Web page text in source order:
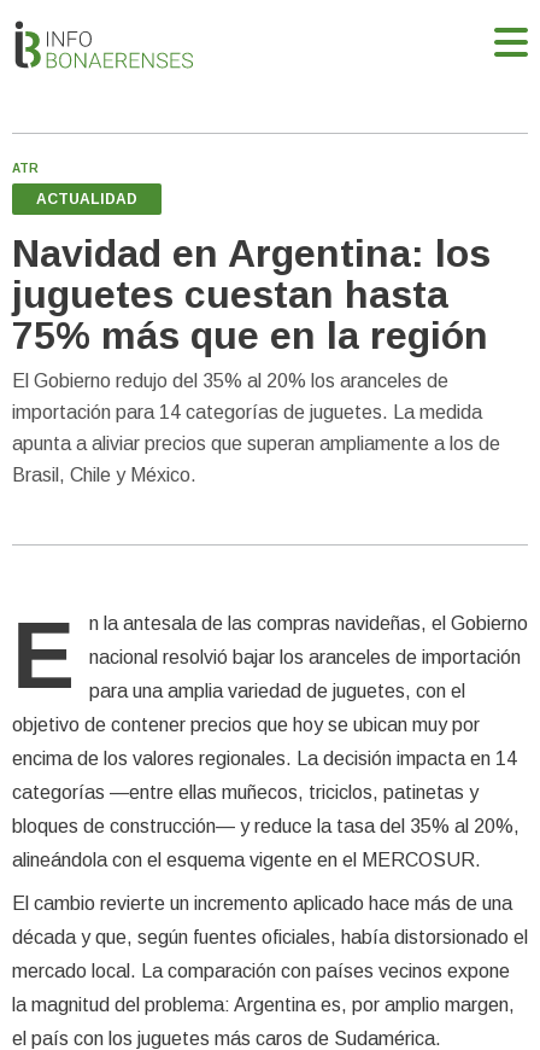
ATR
ACTUALIDAD
Navidad en Argentina: los
juguetes cuestan hasta
75% más que en la región
El Gobierno redujo del 35% al 20% los aranceles de
importación para 14 categorías de juguetes. La medida
apunta a aliviar precios que superan ampliamente a los de
Brasil, Chile y México.
E
n la antesala de las compras navideñas, el Gobierno
nacional resolvió bajar los aranceles de importación
para una amplia variedad de juguetes, con el
objetivo de contener precios que hoy se ubican muy por
encima de los valores regionales. La decisión impacta en 14
categorías —entre ellas muñecos, triciclos, patinetas y
bloques de construcción— y reduce la tasa del 35% al 20%,
alineándola con el esquema vigente en el MERCOSUR.
El cambio revierte un incremento aplicado hace más de una
década y que, según fuentes oficiales, había distorsionado el
mercado local. La comparación con países vecinos expone
la magnitud del problema: Argentina es, por amplio margen,
el país con los juguetes más caros de Sudamérica.